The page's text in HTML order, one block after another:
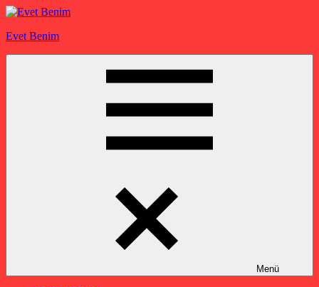
İçeriğe
Evet Benim
Menü